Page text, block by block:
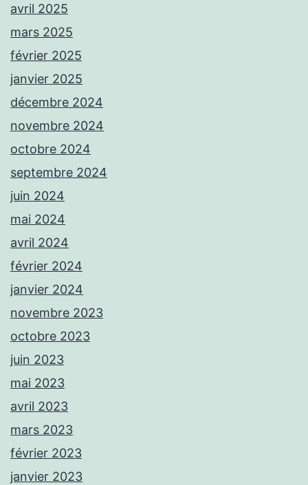
avril 2025
mars 2025
février 2025
janvier 2025
décembre 2024
novembre 2024
octobre 2024
septembre 2024
juin 2024
mai 2024
avril 2024
février 2024
janvier 2024
novembre 2023
octobre 2023
juin 2023
mai 2023
avril 2023
mars 2023
février 2023
janvier 2023